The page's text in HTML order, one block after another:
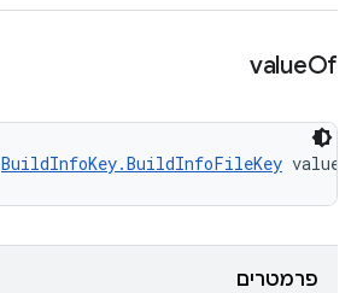
valueOf
BuildInfoKey.BuildInfoFileKey
פרמטרים